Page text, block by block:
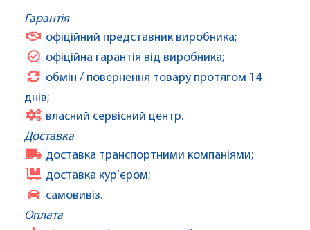
Гарантія
офіційний представник виробника;
офіційна гарантія від виробника;
обмін / повернення товару протягом 14
днів;
власний сервісний центр.
Доставка
доставка транспортними компаніями;
доставка кур’єром;
самовивіз.
Оплата